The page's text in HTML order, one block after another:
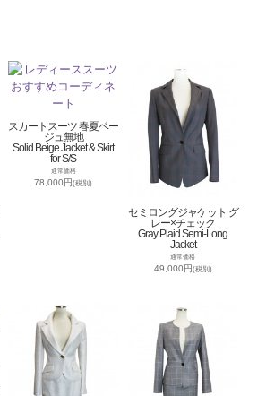
スカートスーツ 春夏ベー
ジュ無地
Solid Beige Jacket & Skirt
for S/S
通常価格
78,000円(税別)
セミロングジャケット グ
レー×チェック
Gray Plaid Semi-Long
Jacket
通常価格
49,000円(税別)